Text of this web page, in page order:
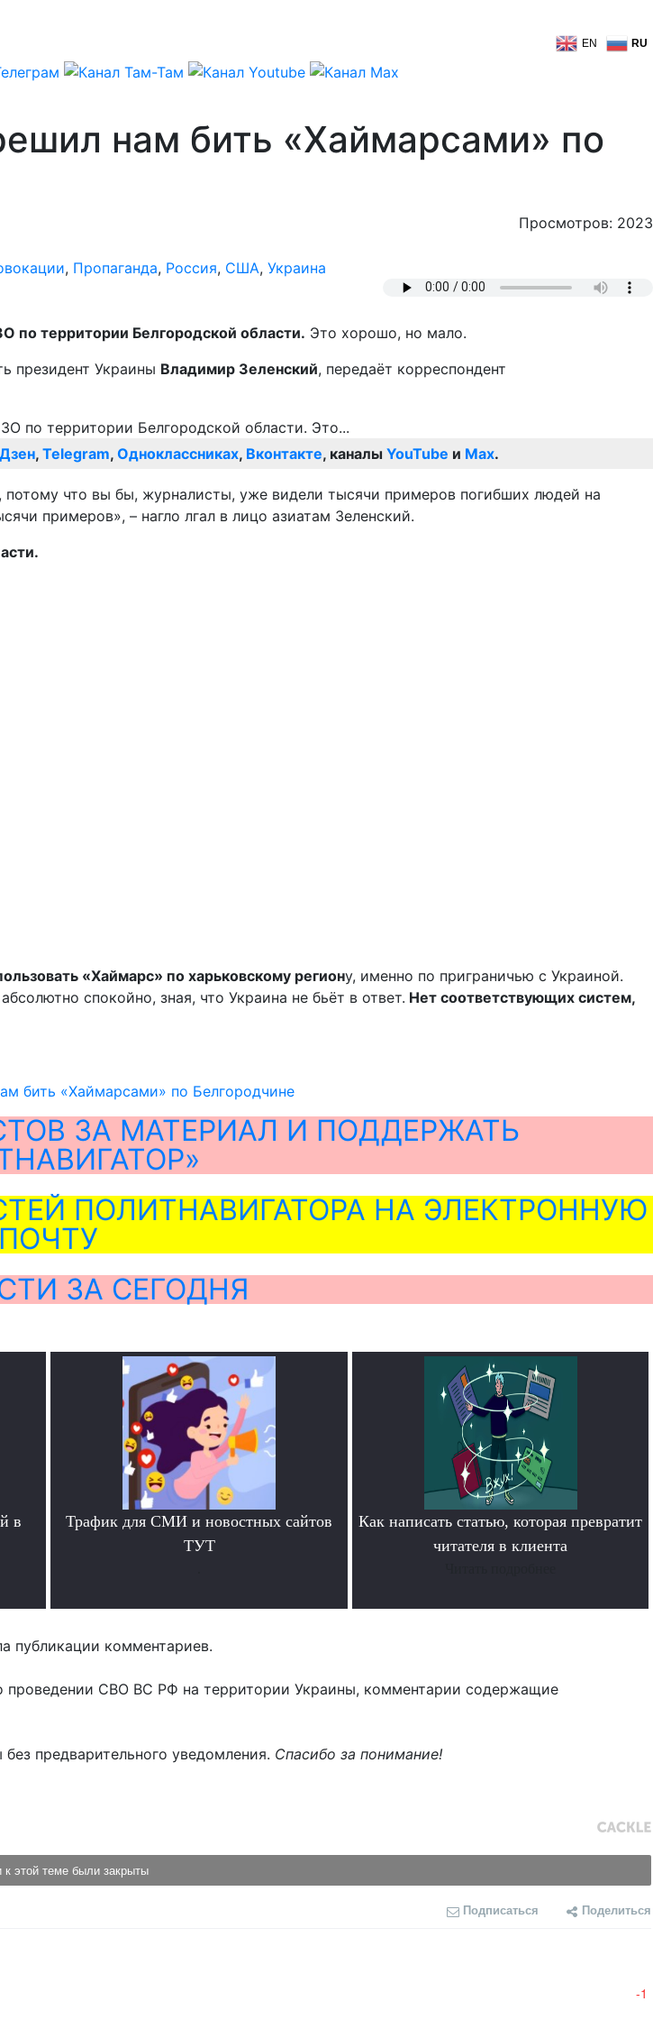
EN RU
нам бить «Хаймарсами» по
Просмотров: 2023
, Пропаганда, Россия, США, Украина
по территории Белгородской области. Это хорошо, но мало.
президент Украины Владимир Зеленский, передаёт корреспондент
, Telegram, Одноклассниках, Вконтакте, каналы YouTube и Max.
, потому что вы бы, журналисты, уже видели тысячи примеров погибших людей на
примеров», – нагло лгал в лицо азиатам Зеленский.
«Хаймарс» по харьковскому региону, именно по приграничью с Украиной.
спокойно, зная, что Украина не бьёт в ответ. Нет соответствующих систем,
бить «Хаймарсами» по Белгородчине
ЗА МАТЕРИАЛ И ПОДДЕРЖАТЬ
ПОЛИТНАВИГАТОРА НА ЭЛЕКТРОННУЮ
ПОЧТУ
ЗА СЕГОДНЯ
в
Трафик для СМИ и новостных сайтов
ТУТ
Как написать статью, которая превратит
читателя в клиента
публикации комментариев.
проведении СВО ВС РФ на территории Украины, комментарии содержащие
предварительного уведомления. Спасибо за понимание!
к этой теме были закрыты
Подписаться Поделиться
-1